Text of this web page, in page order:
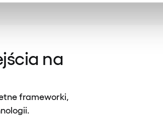
na
frameworki,